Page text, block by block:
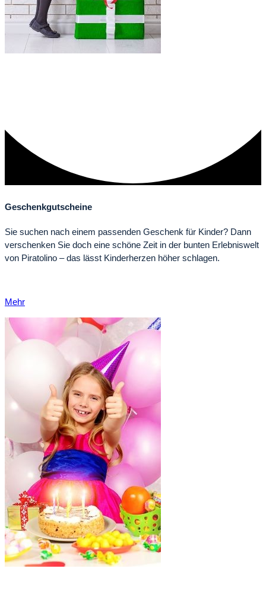
Geschenkgutscheine
Sie suchen nach einem pas­sen­den Geschenk für Kinder? Dann
ver­schen­ken Sie doch eine schöne Zeit in der bun­ten Erleb­nis­welt
von Piratolino – das lässt Kin­der­her­zen höher schlagen.
Mehr